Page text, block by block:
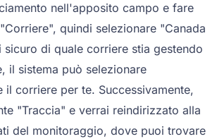
nell'apposito campo e fare
quindi selezionare "Canada
sicuro di quale corriere stia gestendo
il sistema può selezionare
il corriere per te. Successivamente,
"Traccia" e verrai reindirizzato alla
del monitoraggio, dove puoi trovare